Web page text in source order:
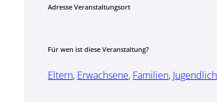
Adresse Veranstaltungsort
Für wen ist diese Veranstaltung?
Eltern, Erwachsene, Familien,